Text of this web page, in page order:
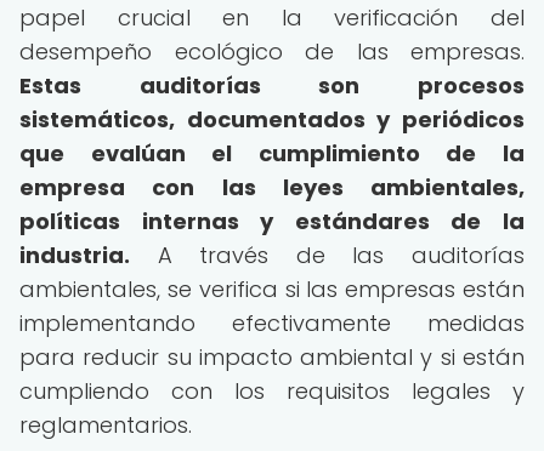
papel crucial en la verificación del
desempeño ecológico de las empresas.
Estas auditorías son procesos
sistemáticos, documentados y periódicos
que evalúan el cumplimiento de la
empresa con las leyes ambientales,
políticas internas y estándares de la
industria. A través de las auditorías
ambientales, se verifica si las empresas están
implementando efectivamente medidas
para reducir su impacto ambiental y si están
cumpliendo con los requisitos legales y
reglamentarios.